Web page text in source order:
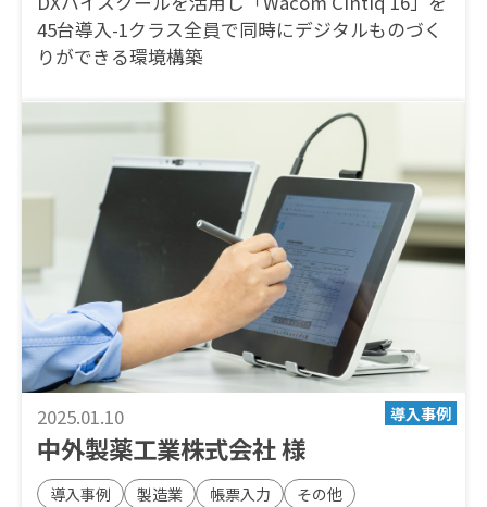
45台導入-1クラス全員で同時にデジタルものづく
りができる環境構築
2025.01.10
中外製薬工業株式会社 様
導入事例 製造業 帳票入力 その他